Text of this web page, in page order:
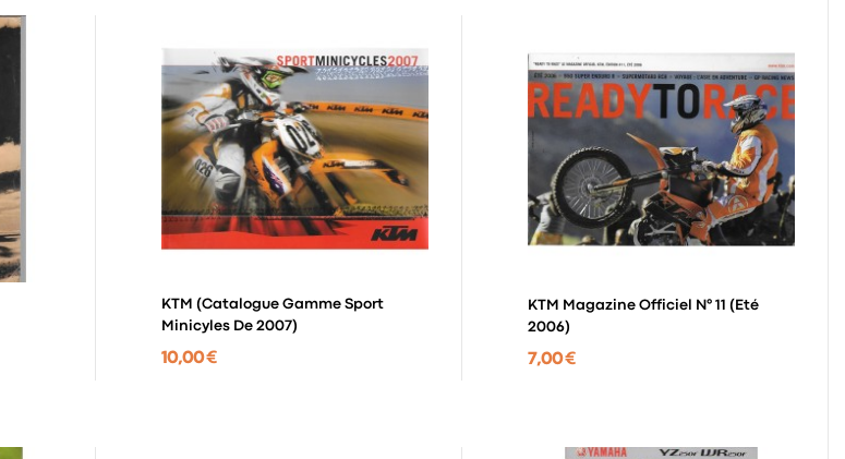
KTM (catalogue Gamme Sport
Minicyles De 2007)
10,00 €
KTM Magazine Officiel N° 11 (Eté
2006)
7,00 €